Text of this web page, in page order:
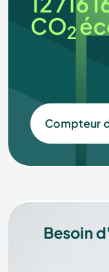
CO2
Compteur
Besoin